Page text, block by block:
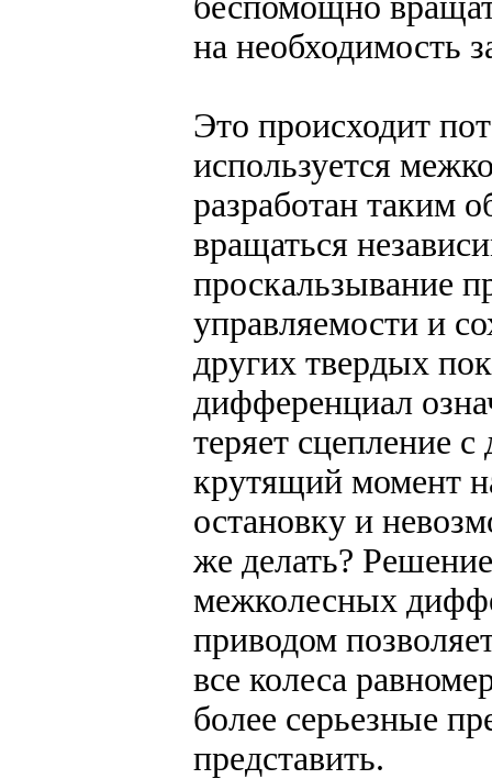
на необходимость
Это происходит
используется
разработан таким
вращаться
проскальзывание
управляемости и
других твердых
дифференциал
теряет сцепление с
крутящий момент
остановку и
же делать?
межколесных
приводом
все колеса
более серьезные
представить.